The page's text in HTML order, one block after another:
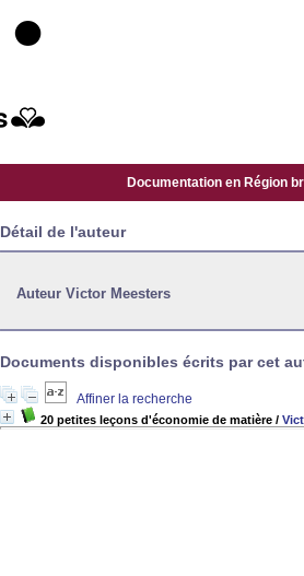
Documentation en Région
Détail de l'auteur
Auteur Victor Meesters
Documents disponibles écrits par cet
Affiner la recherche
20 petites leçons d'économie de matière /